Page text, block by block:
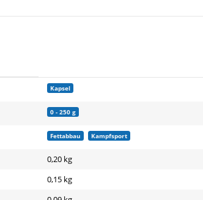
Kapsel
0 - 250 g
Fettabbau Kampfsport
0,20 kg
0,15 kg